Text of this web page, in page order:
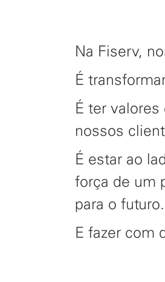
Na Fiserv,
É
É ter
nossos
É estar ao
força de um
para o futuro.
E fazer com